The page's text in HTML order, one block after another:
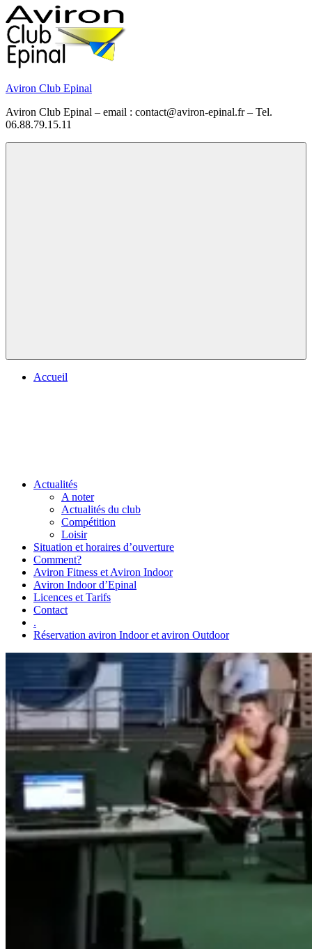
Skip
to
content
Aviron Club Epinal
Aviron Club Epinal – email : contact@aviron-epinal.fr – Tel.
06.88.79.15.11
Accueil
Actualités
A noter
Actualités du club
Compétition
Loisir
Situation et horaires d’ouverture
Comment?
Aviron Fitness et Aviron Indoor
Aviron Indoor d’Epinal
Licences et Tarifs
Contact
.
Réservation aviron Indoor et aviron Outdoor